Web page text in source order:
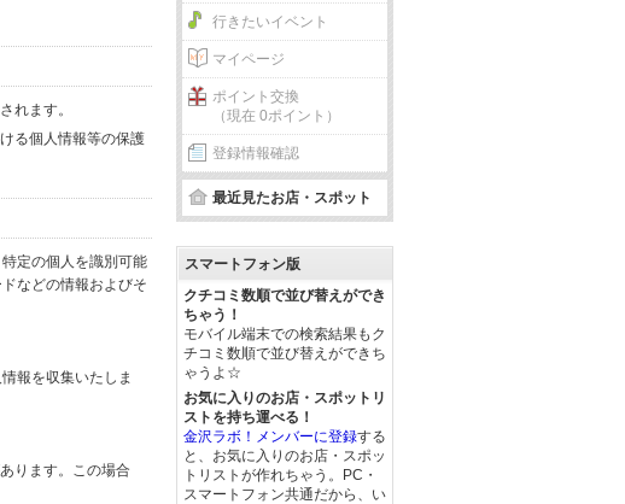
れます。
る個人情報等の保護
定の個人を識別可能
などの情報およびそ
報を収集いたしま
ります。この場合
行きたいイベント
マイページ
ポイント交換
（現在 0ポイント）
登録情報確認
最近見たお店・スポット
スマートフォン版
クチコミ数順で並び替えができ
ちゃう！
モバイル端末での検索結果もク
チコミ数順で並び替えができち
ゃうよ☆
お気に入りのお店・スポットリ
ストを持ち運べる！
金沢ラボ！メンバーに登録する
と、お気に入りのお店・スポッ
トリストが作れちゃう。PC・
スマートフォン共通だから、い